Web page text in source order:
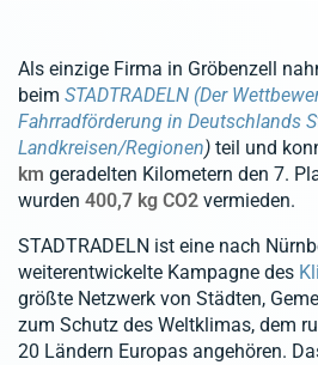
Als einzige Firma in Gröbenzell
beim STADTRADELN (Der
Fahrradförderung in Deutschlands
Landkreisen/Regionen) teil und
km geradelten Kilometern den 7.
wurden 400,7 kg CO2 vermieden.
STADTRADELN ist eine nach
weiterentwickelte Kampagne des
größte Netzwerk von Städten,
zum Schutz des Weltklimas, dem
20 Ländern Europas angehören.